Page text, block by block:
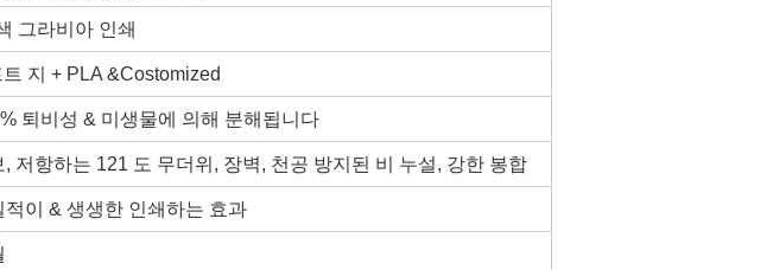
그라비아 인쇄
트 지 + PLA &Costomized
퇴비성 & 미생물에 의해 분해됩니다
, 저항하는 121 도 무더위, 장벽, 천공 방지된 비 누설, 강한 봉합
적이 & 생생한 인쇄하는 효과